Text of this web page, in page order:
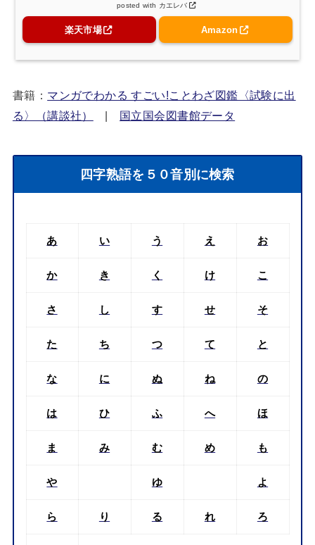
posted with カエレバ
楽天市場 Amazon
書籍： マンガでわかる すごい!ことわざ図鑑〈試験に出
る〉（講談社）
| 国立国会図書館データ
四字熟語を５０音別に検索
あ い う え お
か き く け こ
さ し す せ そ
た ち つ て と
な に ぬ ね の
は ひ ふ へ ほ
ま み む め も
や ゆ よ
ら り る れ ろ